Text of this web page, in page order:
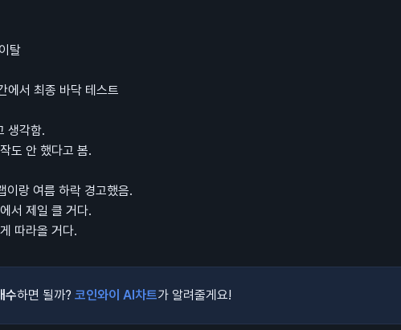
탈
서 최종 바닥 테스트
생각함.
도 안 했다고 봄.
이랑 여름 하락 경고했음.
서 제일 클 거다.
따라올 거다.
수하면 될까? 코인와이 AI차트가 알려줄게요!